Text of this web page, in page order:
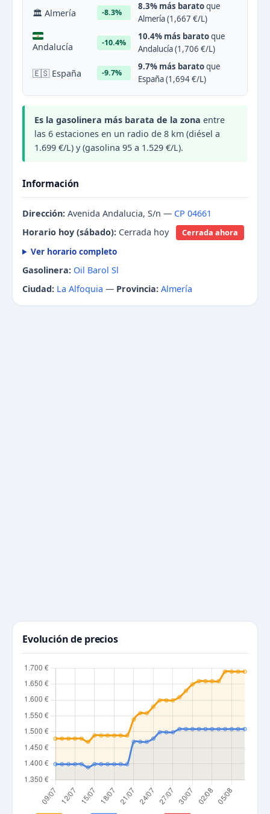
🏛 Almería -8.3%
8.3% más baratoque
Almería (1,667 €/L)
Andalucía -10.4%
10.4% más baratoque
Andalucía (1,706 €/L)
🇪🇸 España -9.7%
9.7% más baratoque
España (1,694 €/L)
Es la gasolinera más barata de la zona entre
las 6 estaciones en un radio de 8 km (diésel a
1.699 €/L) y (gasolina 95 a 1.529 €/L).
Información
Dirección: Avenida Andalucia, S/n — CP 04661
Horario hoy (sábado): Cerrada hoy Cerrada ahora
Ver horario completo
Gasolinera: Oil Barol Sl
Ciudad: La Alfoquia — Provincia: Almería
Evolución de precios